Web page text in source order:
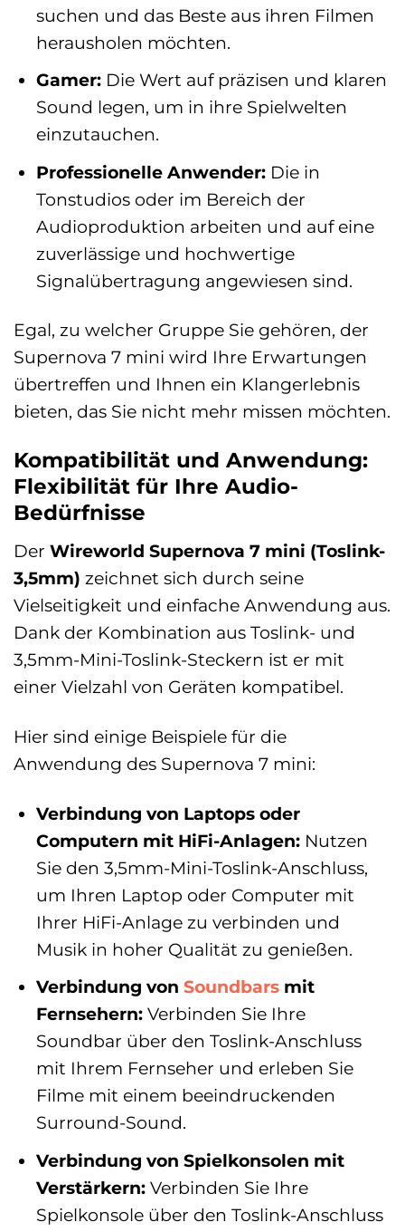
suchen und das Beste aus ihren Filmen
herausholen möchten.
Gamer:Die Wert auf präzisen und klaren
Sound legen, um in ihre Spielwelten
einzutauchen.
Professionelle Anwender:Die in
Tonstudios oder im Bereich der
Audioproduktion arbeiten und auf eine
zuverlässige und hochwertige
Signalübertragung angewiesen sind.
Egal, zu welcher Gruppe Sie gehören, der
Supernova 7 mini wird Ihre Erwartungen
übertreffen und Ihnen ein Klangerlebnis
bieten, das Sie nicht mehr missen möchten.
Kompatibilität und Anwendung:
Flexibilität für Ihre Audio-
Bedürfnisse
Der Wireworld Supernova 7 mini (Toslink-
3,5mm) zeichnet sich durch seine
Vielseitigkeit und einfache Anwendung aus.
Dank der Kombination aus Toslink- und
3,5mm-Mini-Toslink-Steckern ist er mit
einer Vielzahl von Geräten kompatibel.
Hier sind einige Beispiele für die
Anwendung des Supernova 7 mini:
Verbindung von Laptops oder
Computern mit HiFi-Anlagen:Nutzen
Sie den 3,5mm-Mini-Toslink-Anschluss,
um Ihren Laptop oder Computer mit
Ihrer HiFi-Anlage zu verbinden und
Musik in hoher Qualität zu genießen.
Verbindung von Soundbarsmit
Fernsehern:Verbinden Sie Ihre
Soundbar über den Toslink-Anschluss
mit Ihrem Fernseher und erleben Sie
Filme mit einem beeindruckenden
Surround-Sound.
Verbindung von Spielkonsolen mit
Verstärkern:Verbinden Sie Ihre
Spielkonsole über den Toslink-Anschluss